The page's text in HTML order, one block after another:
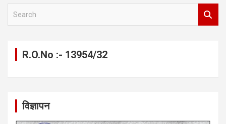
R.O.No :- 13954/32
विज्ञापन